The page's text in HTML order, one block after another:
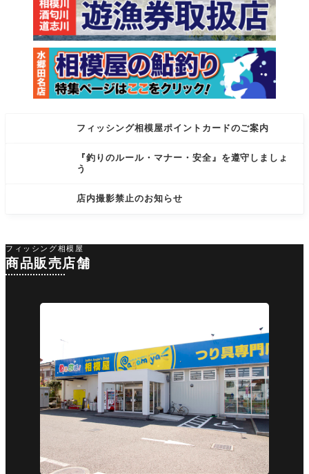
フィッシング相模屋ポイントカードのご案内
『釣りのルール・マナー・安全』を遵守しましょ
う
店内撮影禁止のお知らせ
フィッシング相模屋
商品販売店舗